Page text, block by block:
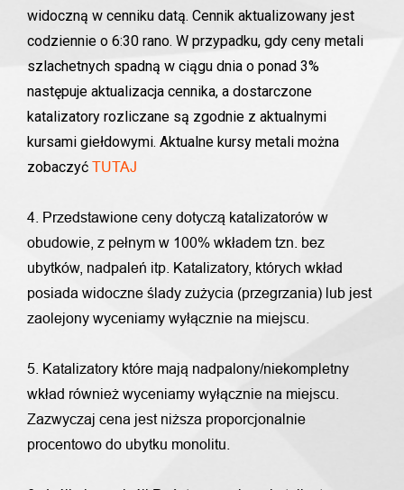
widoczną w cenniku datą. Cennik aktualizowany jest
codziennie o 6:30 rano. W przypadku, gdy ceny metali
szlachetnych spadną w ciągu dnia o ponad 3%
następuje aktualizacja cennika, a dostarczone
katalizatory rozliczane są zgodnie z aktualnymi
kursami giełdowymi. Aktualne kursy metali można
zobaczyć TUTAJ
4. Przedstawione ceny dotyczą katalizatorów w
obudowie, z pełnym w 100% wkładem tzn. bez
ubytków, nadpaleń itp. Katalizatory, których wkład
posiada widoczne ślady zużycia (przegrzania) lub jest
zaolejony wyceniamy wyłącznie na miejscu.
5. Katalizatory które mają nadpalony/niekompletny
wkład również wyceniamy wyłącznie na miejscu.
Zazwyczaj cena jest niższa proporcjonalnie
procentowo do ubytku monolitu.